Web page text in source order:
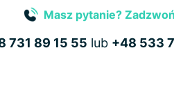
Masz pytanie?
731 89 15 55 lub +48 533